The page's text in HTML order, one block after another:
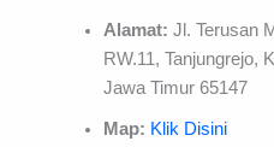
Alamat:Jl. Terusan
RW.11, Tanjungrejo,
Jawa Timur 65147
Map: Klik Disini